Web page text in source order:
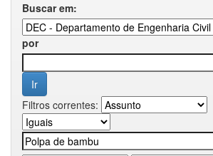
Buscar em:
por
Filtros correntes: